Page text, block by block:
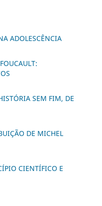
ADOLESCÊNCIA
SEM FIM, DE
DE MICHEL
CIENTÍFICO E